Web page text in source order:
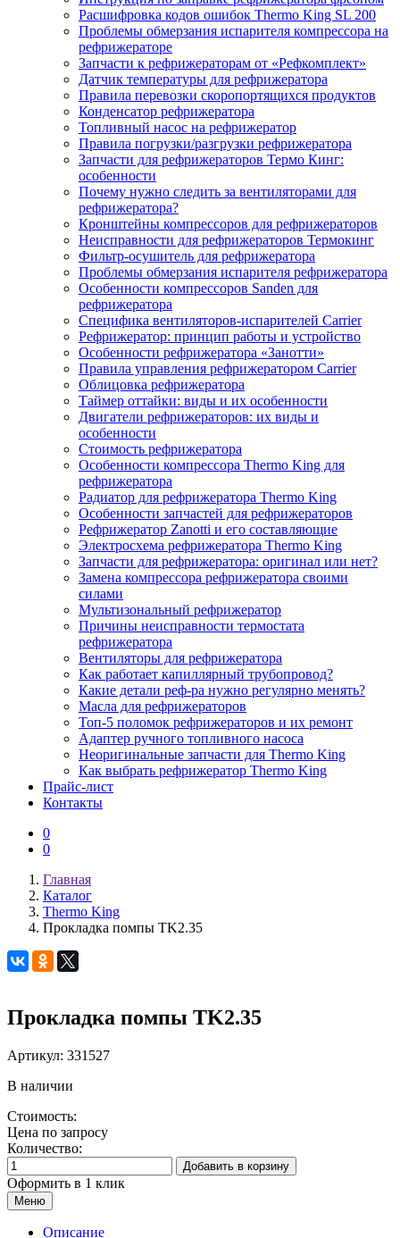
Расшифровка кодов ошибок Thermo King SL 200
Проблемы обмерзания испарителя компрессора на
рефрижераторе
Запчасти к рефрижераторам от «Рефкомплект»
Датчик температуры для рефрижератора
Правила перевозки скоропортящихся продуктов
Конденсатор рефрижератора
Топливный насос на рефрижератор
Правила погрузки/разгрузки рефрижератора
Запчасти для рефрижераторов Термо Кинг:
особенности
Почему нужно следить за вентиляторами для
рефрижератора?
Кронштейны компрессоров для рефрижераторов
Неисправности для рефрижераторов Термокинг
Фильтр-осушитель для рефрижератора
Проблемы обмерзания испарителя рефрижератора
Особенности компрессоров Sanden для
рефрижератора
Специфика вентиляторов-испарителей Carrier
Рефрижератор: принцип работы и устройство
Особенности рефрижератора «Занотти»
Правила управления рефрижератором Carrier
Облицовка рефрижератора
Таймер оттайки: виды и их особенности
Двигатели рефрижераторов: их виды и
особенности
Стоимость рефрижератора
Особенности компрессора Thermo King для
рефрижератора
Радиатор для рефрижератора Thermo King
Особенности запчастей для рефрижераторов
Рефрижератор Zanotti и его составляющие
Электросхема рефрижератора Thermo King
Запчасти для рефрижератора: оригинал или нет?
Замена компрессора рефрижератора своими
силами
Мультизональный рефрижератор
Причины неисправности термостата
рефрижератора
Вентиляторы для рефрижератора
Как работает капиллярный трубопровод?
Какие детали реф-ра нужно регулярно менять?
Масла для рефрижераторов
Топ-5 поломок рефрижераторов и их ремонт
Адаптер ручного топливного насоса
Неоригинальные запчасти для Thermo King
Как выбрать рефрижератор Thermo King
Прайс-лист
Контакты
0
0
Главная
Каталог
Thermo King
Прокладка помпы TK2.35
Прокладка помпы TK2.35
Артикул: 331527
В наличии
Стоимость:
Цена по запросу
Количество:
Добавить в корзину
Оформить в 1 клик
Меню
Описание